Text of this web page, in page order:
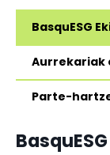
BasquESG
Aurrekariak
Parte-